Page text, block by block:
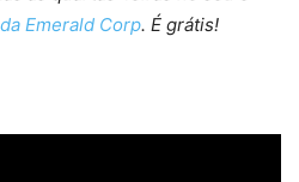
Emerald Corp. É grátis!